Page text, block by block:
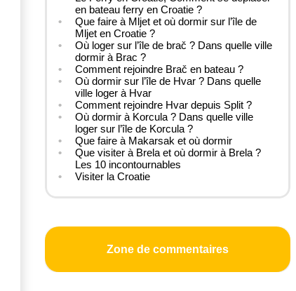
en bateau ferry en Croatie ?
Que faire à Mljet et où dormir sur l’île de
Mljet en Croatie ?
Où loger sur l’île de brač ? Dans quelle ville
dormir à Brac ?
Comment rejoindre Brač en bateau ?
Où dormir sur l’île de Hvar ? Dans quelle
ville loger à Hvar
Comment rejoindre Hvar depuis Split ?
Où dormir à Korcula ? Dans quelle ville
loger sur l’île de Korcula ?
Que faire à Makarsak et où dormir
Que visiter à Brela et où dormir à Brela ?
Les 10 incontournables
Visiter la Croatie
Zone de commentaires